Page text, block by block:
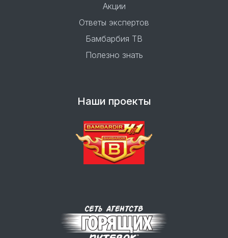
Акции
Ответы экспертов
Бамбарбия ТВ
Полезно знать
Наши проекты